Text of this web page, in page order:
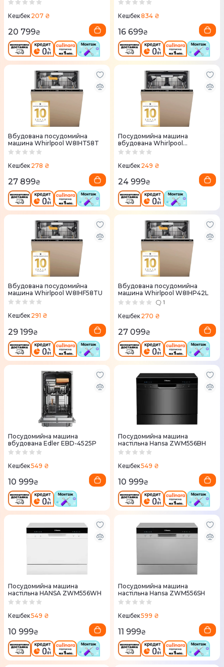
Кешбек 207 ₴
20 799₴
Кешбек834 ₴
16 699₴
Вбудована посудомийна
машина Whirlpool W8IHT58T
Кешбек 278 ₴
27 899₴
Посудомийна машина
вбудована Whirlpool
W7IHT58T
Кешбек 249 ₴
24 999₴
Вбудована посудомийна
машина Whirlpool W8IHF58TU
Кешбек 291 ₴
29 199₴
Вбудована посудомийна
машина Whirlpool W8IHP42L
1
Кешбек 270 ₴
27 099₴
Посудомийна машина
вбудована Edler EBD-4525P
Кешбек549 ₴
10 999₴
Посудомийна машина
настільна Hansa ZWM556BH
Кешбек549 ₴
10 999₴
Посудомийна машина
настільна HANSA ZWM556WH
Кешбек549 ₴
10 999₴
Посудомийна машина
настільна Hansa ZWM556SH
Кешбек599 ₴
11 999₴